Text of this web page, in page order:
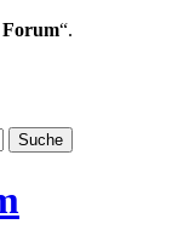
Forum“.